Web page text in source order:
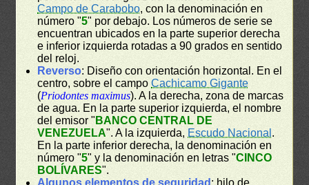
Campo de Carabobo, con la denominación en
número "5" por debajo. Los números de serie se
encuentran ubicados en la parte superior derecha
e inferior izquierda rotadas a 90 grados en sentido
del reloj.
Reverso: Diseño con orientación horizontal. En el
centro, sobre el campoCachicamo Gigante
(Priodontes maximus). A la derecha, zona de marcas
de agua. En la parte superior izquierda, el nombre
del emisor " BANCO CENTRAL DE
VENEZUELA". A la izquierda, Escudo Nacional .
En la parte inferior derecha, la denominación en
número "5" y la denominación en letras "CINCO
BOLÍVARES".
Algunos elementos de seguridad : hilo de